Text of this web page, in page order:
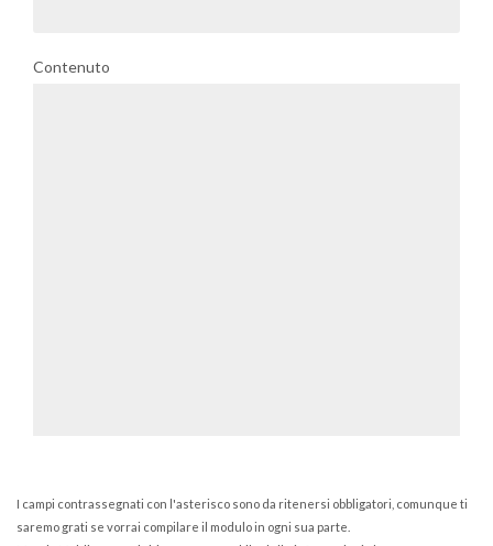
Contenuto
I campi contrassegnati con l'asterisco sono da ritenersi obbligatori, comunque ti
saremo grati se vorrai compilare il modulo in ogni sua parte.